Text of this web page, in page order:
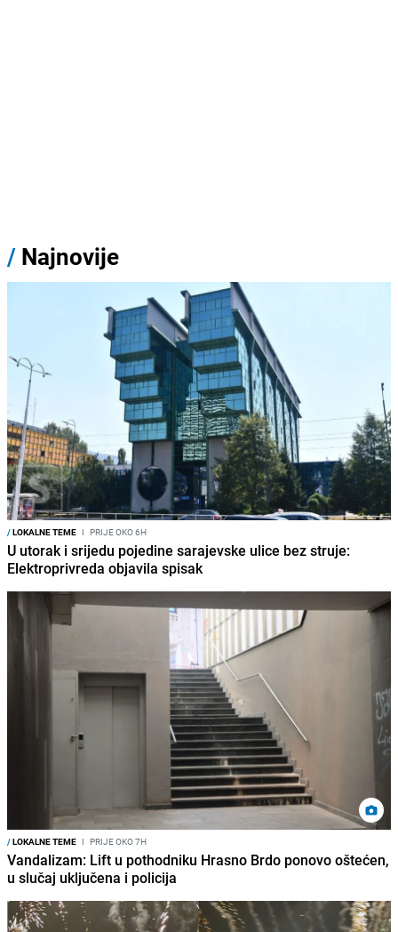
/ Najnovije
/LOKALNE TEME I PRIJE OKO 6H
U utorak i srijedu pojedine sarajevske ulice bez struje:
Elektroprivreda objavila spisak
/LOKALNE TEME I PRIJE OKO 7H
Vandalizam: Lift u pothodniku Hrasno Brdo ponovo oštećen,
u slučaj uključena i policija